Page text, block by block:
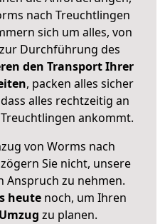
nach Treuchtlingen
sich um alles, von
Durchführung des
den Transport Ihrer
, packen alles sicher
alles rechtzeitig an
ankommt.
von Worms nach
Sie nicht, unsere
Anspruch zu nehmen.
heutenoch, um Ihren
zu planen.